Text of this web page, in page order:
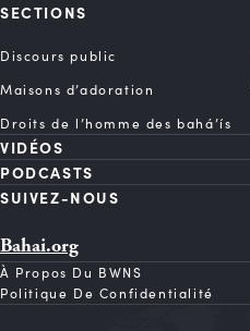
SECTIONS
Discours public
Maisons d’adoration
Droits de l’homme des bahá’ís
VIDÉOS
PODCASTS
SUIVEZ-NOUS
Bahai.org
À Propos Du BWNS
Politique De Confidentialité